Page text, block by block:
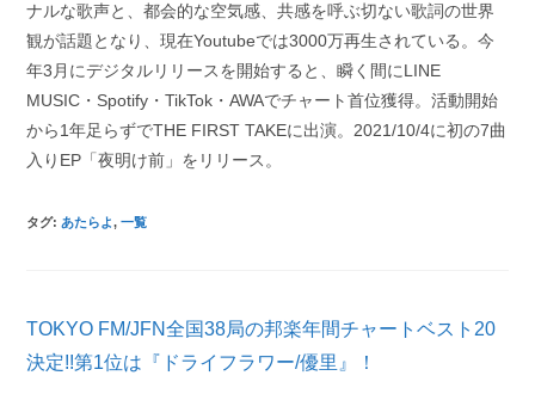
ナルな歌声と、都会的な空気感、共感を呼ぶ切ない歌詞の世界
観が話題となり、現在Youtubeでは3000万再生されている。今
年3月にデジタルリリースを開始すると、瞬く間にLINE
MUSIC・Spotify・TikTok・AWAでチャート首位獲得。活動開始
から1年足らずでTHE FIRST TAKEに出演。2021/10/4に初の7曲
入りEP「夜明け前」をリリース。
タグ: あたらよ, 一覧
そ
の
他
TOKYO FM/JFN全国38局の邦楽年間チャートベスト20
決定!!第1位は『ドライフラワー/優里』！